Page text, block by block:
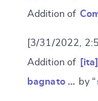
Addition of
[3/31/2022,
Addition of
bagnato … by “